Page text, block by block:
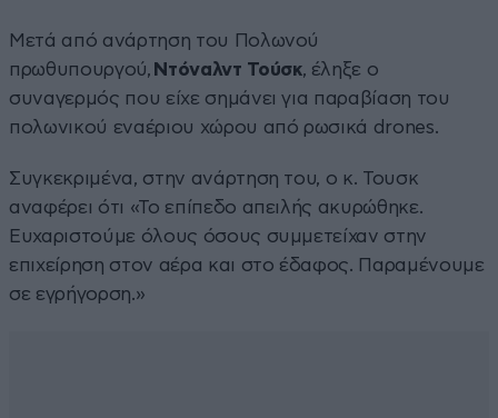
Μετά από ανάρτηση του Πολωνού
πρωθυπουργού, Ντόναλντ Τούσκ, έληξε ο
συναγερμός που είχε σημάνει για παραβίαση του
πολωνικού εναέριου χώρου από ρωσικά drones.
Συγκεκριμένα, στην ανάρτηση του, ο κ. Τουσκ
αναφέρει ότι «Το επίπεδο απειλής ακυρώθηκε.
Ευχαριστούμε όλους όσους συμμετείχαν στην
επιχείρηση στον αέρα και στο έδαφος. Παραμένουμε
σε εγρήγορση.»